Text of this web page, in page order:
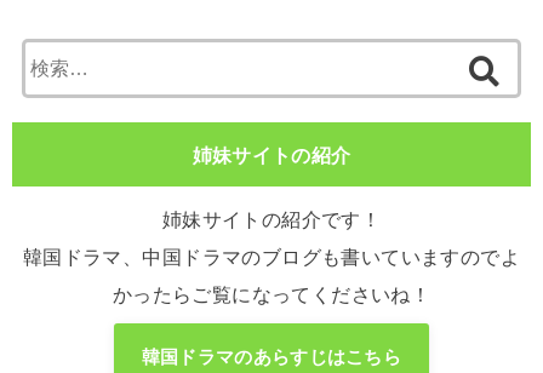
索:
姉妹サイトの紹介
姉妹サイトの紹介です！
韓国ドラマ、中国ドラマのブログも書いていますのでよ
かったらご覧になってくださいね！
韓国ドラマのあらすじはこちら